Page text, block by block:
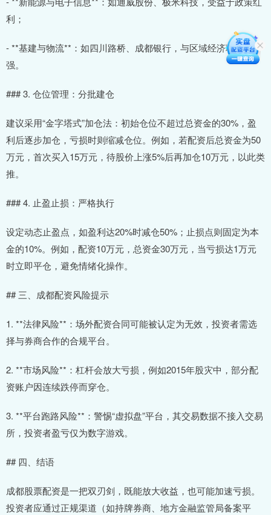
利；
- **基建与物流**：如四川路桥、成都银行，与区域经济联动性
强。
### 3. 仓位管理：分批建仓
建议采用“金字塔式”加仓法：初始仓位不超过总资金的30%，盈
利后逐步加仓，亏损时则缩减仓位。例如，若配资后总资金为50
万元，首次买入15万元，待股价上涨5%后再加仓10万元，以此类
推。
### 4. 止盈止损：严格执行
设定动态止盈点，如盈利达20%时减仓50%；止损点则固定为本
金的10%。例如，配资10万元，总资金30万元，当亏损达1万元
时立即平仓，避免情绪化操作。
## 三、成都配资风险提示
1. **法律风险**：场外配资合同可能被认定为无效，投资者需选
择与券商合作的合规平台。
2. **市场风险**：杠杆会放大亏损，例如2015年股灾中，部分配
资账户因连续跌停而穿仓。
3. **平台跑路风险**：警惕“虚拟盘”平台，其交易数据不接入交易
所，投资者盈亏仅为数字游戏。
## 四、结语
成都股票配资是一把双刃剑，既能放大收益，也可能加速亏损。
投资者应通过正规渠道（如持牌券商、地方金融监管局备案平